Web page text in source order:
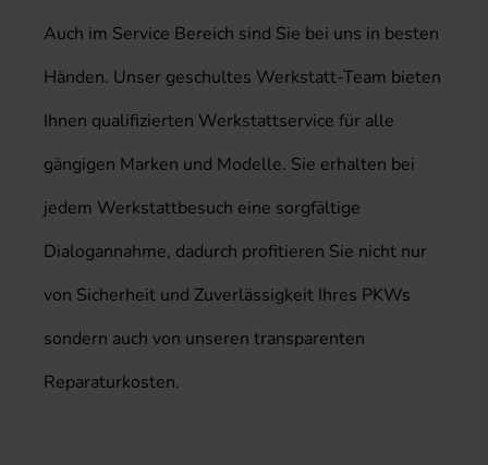
Auch im Service Bereich sind Sie bei uns in besten
Händen. Unser geschultes Werkstatt-Team bieten
Ihnen qualifizierten Werkstattservice für alle
gängigen Marken und Modelle. Sie erhalten bei
jedem Werkstattbesuch eine sorgfältige
Dialogannahme, dadurch profitieren Sie nicht nur
von Sicherheit und Zuverlässigkeit Ihres PKWs
sondern auch von unseren transparenten
Reparaturkosten.